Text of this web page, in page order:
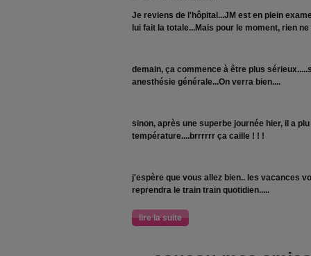
Je reviens de l'hôpital...JM est en plein
lui fait la totale...Mais pour le moment, rien
demain, ça commence à être plus
anesthésie générale...On verra bien....
sinon, après une superbe journée hier, il a
température....brrrrrr ça caille ! ! !
j'espère que vous allez bien.. les vacances
reprendra le train train quotidien.....
lire la suite